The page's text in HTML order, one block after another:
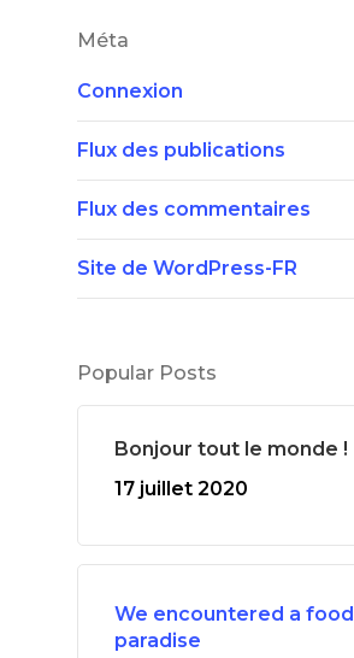
Méta
Connexion
Flux des publications
Flux des commentaires
Site de WordPress-FR
Popular Posts
Bonjour tout le monde !
17 juillet 2020
We encountered a food
paradise